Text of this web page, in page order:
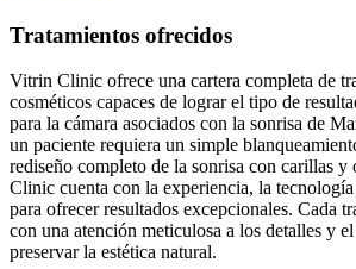
Tratamientos ofrecidos
Vitrin Clinic ofrece una cartera completa de
cosméticos capaces de lograr el tipo de
para la cámara asociados con la sonrisa de
un paciente requiera un simple
rediseño completo de la sonrisa con carillas
Clinic cuenta con la experiencia, la
para ofrecer resultados excepcionales. Cada
con una atención meticulosa a los detalles y
preservar la estética natural.